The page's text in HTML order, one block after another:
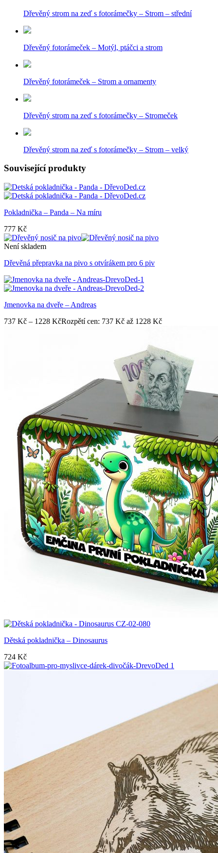
Dřevěný strom na zeď s fotorámečky – Strom – střední
Dřevěný fotorámeček – Motýl, ptáčci a strom
Dřevěný fotorámeček – Strom a ornamenty
Dřevěný strom na zeď s fotorámečky – Stromeček
Dřevěný strom na zeď s fotorámečky – Strom – velký
Související produkty
Pokladnička – Panda – Na míru
777 Kč
Není skladem
Dřevěná přepravka na pivo s otvírákem pro 6 piv
Jmenovka na dveře – Andreas
737 Kč – 1228 KčRozpětí cen: 737 Kč až 1228 Kč
Dětská pokladnička – Dinosaurus
724 Kč